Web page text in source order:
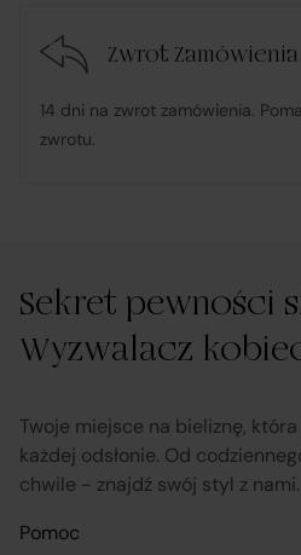
Zwrot Zamówienia
14 dni na zwrot zamówienia.
zwrotu.
Sekret pewności
Wyzwalacz
Twoje miejsce na bieliznę,
każdej odsłonie. Od
chwile - znajdź swój styl z nami.
Pomoc
w przypadku stwierdzenia
umową – organizuje
Platformy oraz świadczonych
pośrednictwa;
obsługuje odstąpienie od
przekazuje informacje na